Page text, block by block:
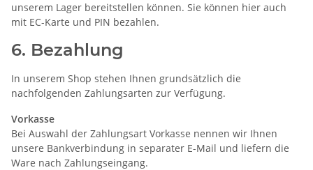
unserem Lager bereitstellen können. Sie können hier auch
mit EC-Karte und PIN bezahlen.
6. Bezahlung
In unserem Shop stehen Ihnen grundsätzlich die
nachfolgenden Zahlungsarten zur Verfügung.
Vorkasse
Bei Auswahl der Zahlungsart Vorkasse nennen wir Ihnen
unsere Bankverbindung in separater E-Mail und liefern die
Ware nach Zahlungseingang.